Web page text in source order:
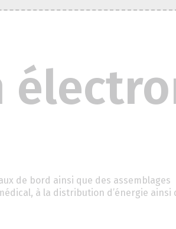
de bord ainsi que des assemblages
à la distribution d’énergie ainsi